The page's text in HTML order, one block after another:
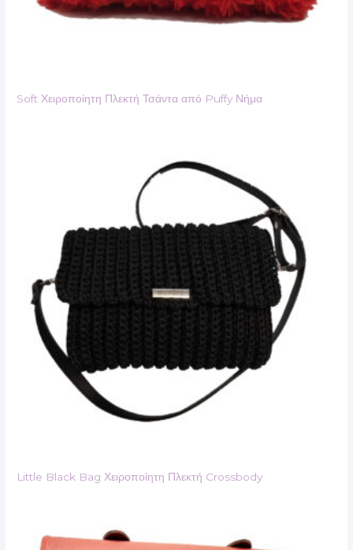
Soft Χειροποίητη Πλεκτή Τσάντα από Puffy Νήμα
Little Black Bag Χειροποίητη Πλεκτή Crossbody